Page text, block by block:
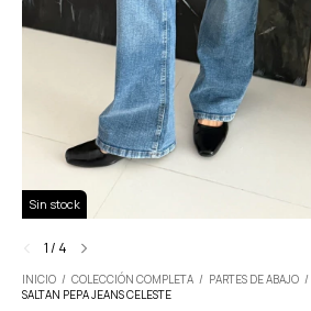
Sin stock
1/ 4
INICIO / COLECCIÓN COMPLETA / PARTES DE ABAJO /
SALTAN PEPA JEANS CELESTE